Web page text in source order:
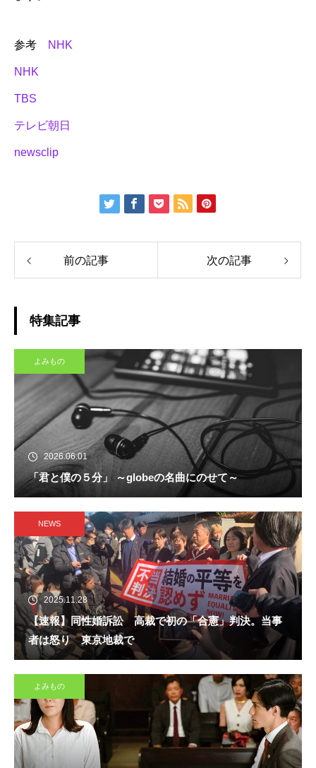
参考 NHK
NHK
TBS
テレビ朝日
newsclip
前の記事 次の記事
特集記事
よみもの
2026.06.01
「君と僕の５分」 ～globeの名曲にのせて～
NEWS
2025.11.28
【速報】同性婚訴訟 高裁で初の「合憲」判決。当事
者は怒り 東京地裁で
よみもの